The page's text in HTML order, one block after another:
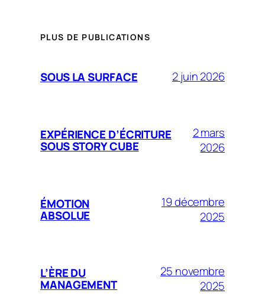
PLUS DE PUBLICATIONS
SOUS LA SURFACE 2 juin 2026
EXPÉRIENCE D’ÉCRITURE
SOUS STORY CUBE
2 mars
2026
ÉMOTION
ABSOLUE
19 décembre
2025
L’ÈRE DU
MANAGEMENT
25 novembre
2025